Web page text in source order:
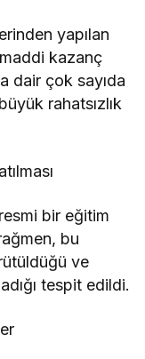
yapılan
kazanç
dair çok sayıda
rahatsızlık
bir eğitim
bu
ve
tespit edildi.